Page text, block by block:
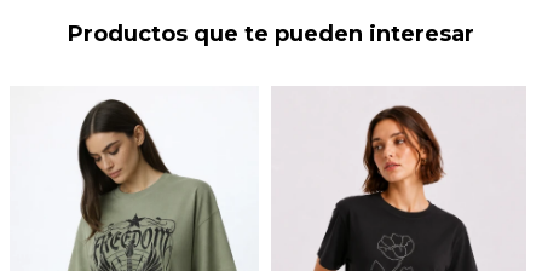
Productos que te pueden interesar